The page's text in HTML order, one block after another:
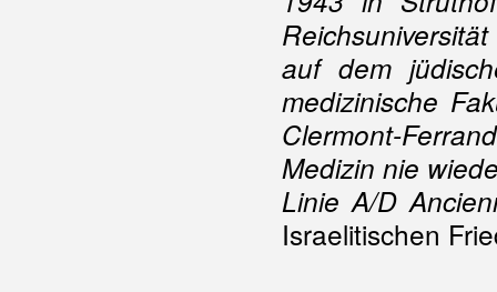
auf dem
medizinische
Clermont-
Medizin nie
Linie A/D
Israelitischen